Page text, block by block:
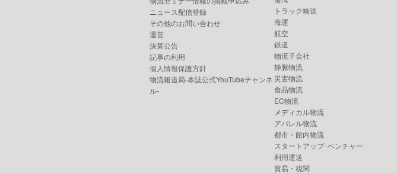
ニュース配信登録
その他のお問い合わせ
運営
決算公告
記事の利用
個人情報保護方針
物流報道局-本誌公式YouTubeチャンネ
ル-
トラック輸送
海運
航空
鉄道
物流子会社
静脈物流
災害物流
食品物流
EC物流
メディカル物流
アパレル物流
都市・館内物流
スタートアップ･ベンチャー
利用運送
貿易・税関